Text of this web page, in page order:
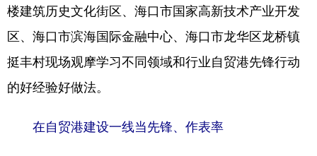
楼建筑历史文化街区、海口市国家高新技术产业开发
区、海口市滨海国际金融中心、海口市龙华区龙桥镇
挺丰村现场观摩学习不同领域和行业自贸港先锋行动
的好经验好做法。
在自贸港建设一线当先锋、作表率